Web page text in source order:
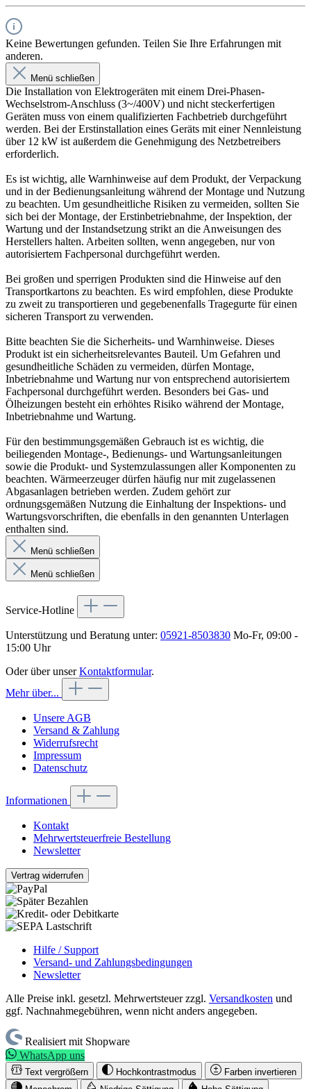
Keine Bewertungen gefunden. Teilen Sie Ihre Erfahrungen mit
anderen.
Menü schließen
Die Installation von Elektrogeräten mit einem Drei-Phasen-
Wechselstrom-Anschluss (3~/400V) und nicht steckerfertigen
Geräten muss von einem qualifizierten Fachbetrieb durchgeführt
werden. Bei der Erstinstallation eines Geräts mit einer Nennleistung
über 12 kW ist außerdem die Genehmigung des Netzbetreibers
erforderlich.
Es ist wichtig, alle Warnhinweise auf dem Produkt, der Verpackung
und in der Bedienungsanleitung während der Montage und Nutzung
zu beachten. Um gesundheitliche Risiken zu vermeiden, sollten Sie
sich bei der Montage, der Erstinbetriebnahme, der Inspektion, der
Wartung und der Instandsetzung strikt an die Anweisungen des
Herstellers halten. Arbeiten sollten, wenn angegeben, nur von
autorisiertem Fachpersonal durchgeführt werden.
Bei großen und sperrigen Produkten sind die Hinweise auf den
Transportkartons zu beachten. Es wird empfohlen, diese Produkte
zu zweit zu transportieren und gegebenenfalls Tragegurte für einen
sicheren Transport zu verwenden.
Bitte beachten Sie die Sicherheits- und Warnhinweise. Dieses
Produkt ist ein sicherheitsrelevantes Bauteil. Um Gefahren und
gesundheitliche Schäden zu vermeiden, dürfen Montage,
Inbetriebnahme und Wartung nur von entsprechend autorisiertem
Fachpersonal durchgeführt werden. Besonders bei Gas- und
Ölheizungen besteht ein erhöhtes Risiko während der Montage,
Inbetriebnahme und Wartung.
Für den bestimmungsgemäßen Gebrauch ist es wichtig, die
beiliegenden Montage-, Bedienungs- und Wartungsanleitungen
sowie die Produkt- und Systemzulassungen aller Komponenten zu
beachten. Wärmeerzeuger dürfen häufig nur mit zugelassenen
Abgasanlagen betrieben werden. Zudem gehört zur
ordnungsgemäßen Nutzung die Einhaltung der Inspektions- und
Wartungsvorschriften, die ebenfalls in den genannten Unterlagen
enthalten sind.
Menü schließen
Menü schließen
Service-Hotline
Unterstützung und Beratung unter: 05921-8503830 Mo-Fr, 09:00 -
15:00 Uhr
Oder über unserKontaktformular.
Mehr über...
Unsere AGB
Versand & Zahlung
Widerrufsrecht
Impressum
Datenschutz
Informationen
Kontakt
Mehrwertsteuerfreie Bestellung
Newsletter
Vertrag widerrufen
Hilfe / Support
Versand- und Zahlungsbedingungen
Newsletter
Alle Preise inkl. gesetzl. Mehrwertsteuer zzgl. Versandkosten und
ggf. Nachnahmegebühren, wenn nicht anders angegeben.
Realisiert mit Shopware
WhatsApp uns
Text vergrößern Hochkontrastmodus
Farben invertieren